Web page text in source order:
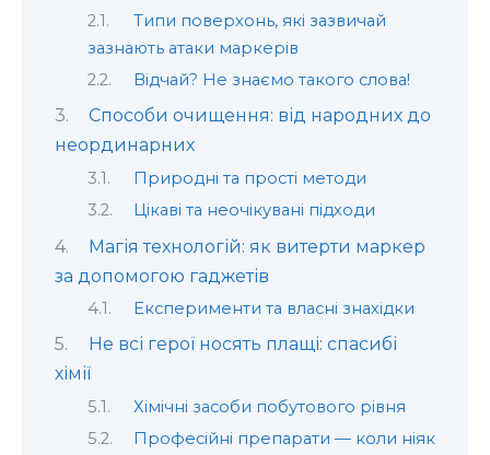
Типи поверхонь, які зазвичай
зазнають атаки маркерів
Відчай? Не знаємо такого слова!
Способи очищення: від народних до
неординарних
Природні та прості методи
Цікаві та неочікувані підходи
Магія технологій: як витерти маркер
за допомогою гаджетів
Експерименти та власні знахідки
Не всі герої носять плащі: спасибі
хімії
Хімічні засоби побутового рівня
Професійні препарати — коли ніяк